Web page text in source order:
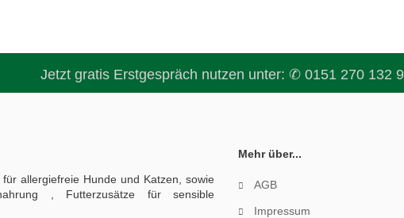
Jetzt gratis Erstgespräch nutzen unter: ✆ 0151 270 132
allergiefreie Hunde und Katzen, sowie
, Futterzusätze für sensible
Mehr über...
AGB
Impressum